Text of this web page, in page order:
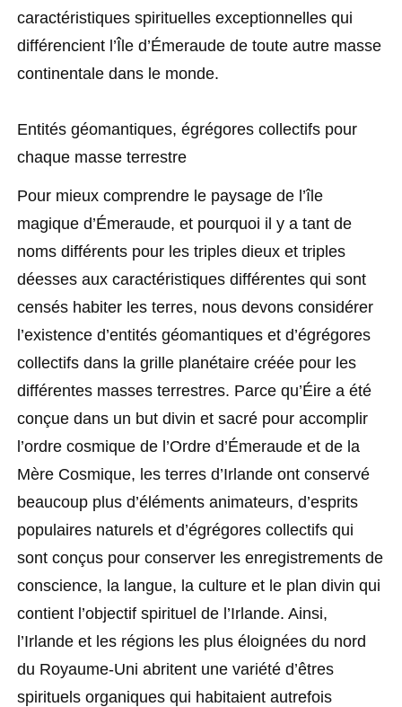
caractéristiques spirituelles exceptionnelles qui
différencient l’Île d’Émeraude de toute autre masse
continentale dans le monde.
Entités géomantiques, égrégores collectifs pour
chaque masse terrestre
Pour mieux comprendre le paysage de l’île
magique d’Émeraude, et pourquoi il y a tant de
noms différents pour les triples dieux et triples
déesses aux caractéristiques différentes qui sont
censés habiter les terres, nous devons considérer
l’existence d’entités géomantiques et d’égrégores
collectifs dans la grille planétaire créée pour les
différentes masses terrestres. Parce qu’Éire a été
conçue dans un but divin et sacré pour accomplir
l’ordre cosmique de l’Ordre d’Émeraude et de la
Mère Cosmique, les terres d’Irlande ont conservé
beaucoup plus d’éléments animateurs, d’esprits
populaires naturels et d’égrégores collectifs qui
sont conçus pour conserver les enregistrements de
conscience, la langue, la culture et le plan divin qui
contient l’objectif spirituel de l’Irlande. Ainsi,
l’Irlande et les régions les plus éloignées du nord
du Royaume-Uni abritent une variété d’êtres
spirituels organiques qui habitaient autrefois